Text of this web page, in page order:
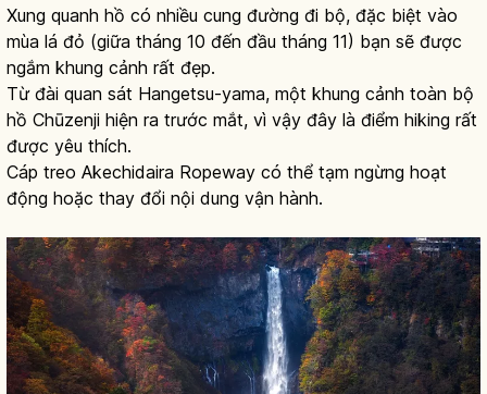
Xung quanh hồ có nhiều cung đường đi bộ, đặc biệt vào
mùa lá đỏ (giữa tháng 10 đến đầu tháng 11) bạn sẽ được
ngắm khung cảnh rất đẹp.
Từ đài quan sát Hangetsu-yama, một khung cảnh toàn bộ
hồ Chūzenji hiện ra trước mắt, vì vậy đây là điểm hiking rất
được yêu thích.
Cáp treo Akechidaira Ropeway có thể tạm ngừng hoạt
động hoặc thay đổi nội dung vận hành.